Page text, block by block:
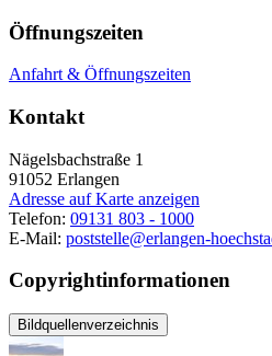
Öffnungszeiten
Anfahrt & Öffnungszeiten
Kontakt
Nägelsbachstraße 1
91052 Erlangen
Adresse auf Karte anzeigen
Telefon: 09131 803 - 1000
E-Mail: poststelle@erlangen-
Copyrightinformationen
Bildquellenverzeichnis